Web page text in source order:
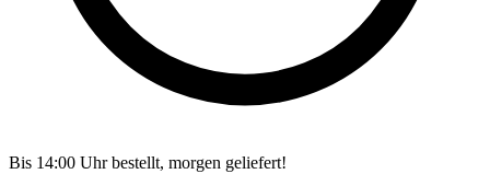
Bis 14:00 Uhr bestellt, morgen geliefert!